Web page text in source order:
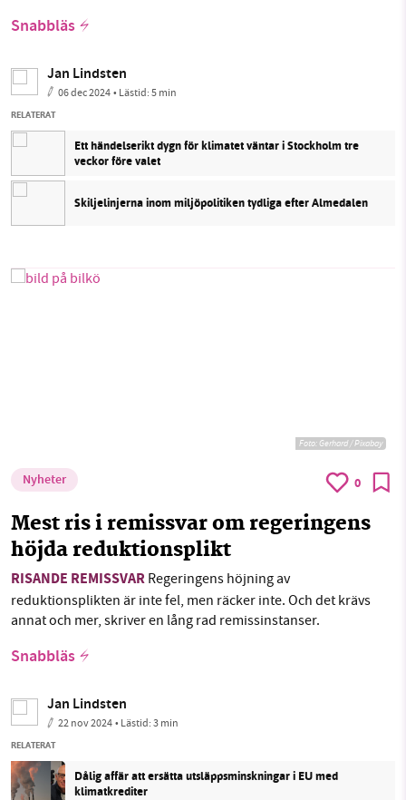
Snabbläs
Jan Lindsten
06 dec 2024• Lästid:5 min
RELATERAT
Ett händelserikt dygn för klimatet väntar i Stockholm tre
veckor före valet
Skiljelinjerna inom miljöpolitiken tydliga efter Almedalen
Foto: Gerhard / Pixabay
Nyheter 0
Mest ris i remissvar om regeringens
höjda reduktionsplikt
RISANDE REMISSVAR Regeringens höjning av
reduktionsplikten är inte fel, men räcker inte. Och det krävs
annat och mer, skriver en lång rad remissinstanser.
Snabbläs
Jan Lindsten
22 nov 2024• Lästid:3 min
RELATERAT
Dålig affär att ersätta utsläppsminskningar i EU med
klimatkrediter